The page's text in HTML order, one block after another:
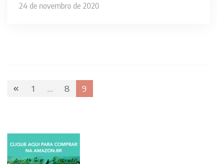
24 de novembro de 2020
Paginação
posts
Page
1 … Page
8 Page
9